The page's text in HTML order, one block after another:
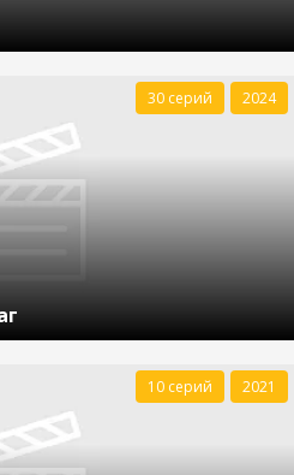
30 серий 2024
10 серий 2021